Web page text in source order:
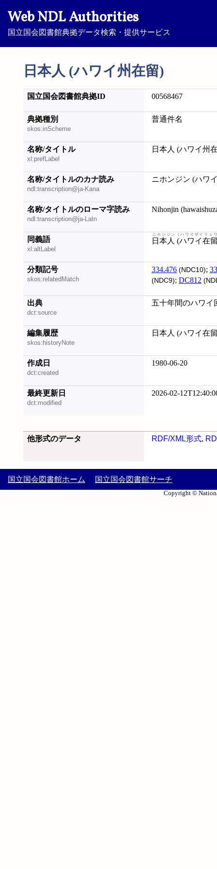
Web NDL Authorities
国立国会図書館典拠データ検索・提供サービス
日本人 (ハワイ州在留)
国立国会図書館典拠ID 00568467
典拠種別
skos:inScheme
普通件名
名称/タイトル
xl:prefLabel
日本人 (ハワイ州
名称/タイトルのカナ読み
ndl:transcription@ja-Kana
ニホンジン (ハワ
名称/タイトルのローマ字読み
ndl:transcription@ja-Latn
Nihonjin
同義語
xl:altLabel
日本人 (ハワイ在
ニホンジン (ハワイザイリュ
分類記号
skos:relatedMatch
334.476 (NDC10);
(NDC9); DC812
出典
dct:source
五十年間のハワイ
編集履歴
skos:historyNote
日本人 (ハワイ在
作成日
dct:created
1980-06-20
最終更新日
dct:modified
2026-02-
他形式のデータ RDF/XML形式,
国立国会図書館ホーム 国立国会図書館サーチ
Copyright ©